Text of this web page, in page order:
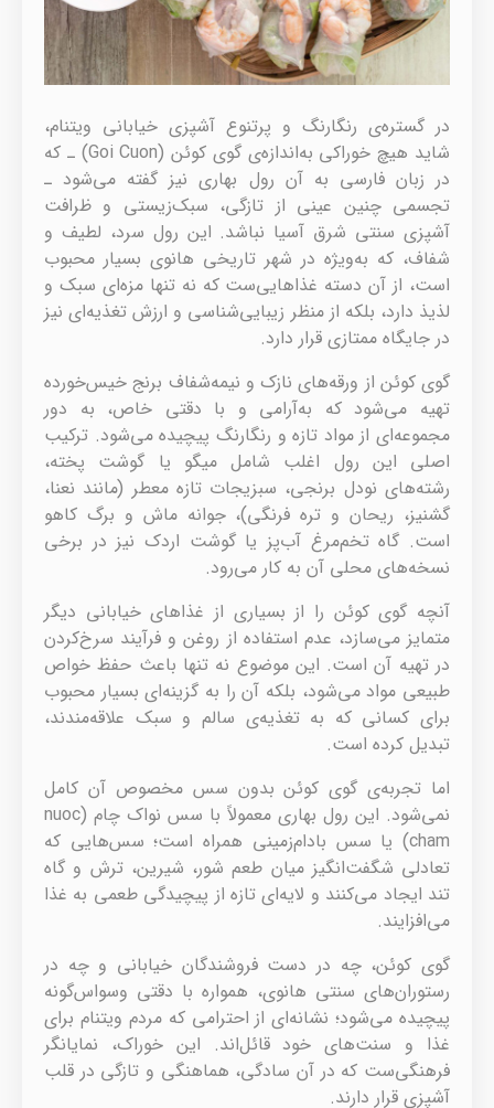
در گستره‌ی رنگارنگ و پرتنوع آشپزی خیابانی ویتنام،
شاید هیچ خوراکی به‌اندازه‌ی گوی کوئن (Goi Cuon) ـ که
در زبان فارسی به آن رول بهاری نیز گفته می‌شود ـ
تجسمی چنین عینی از تازگی، سبک‌زیستی و ظرافت
آشپزی سنتی شرق آسیا نباشد. این رول سرد، لطیف و
شفاف، که به‌ویژه در شهر تاریخی هانوی بسیار محبوب
است، از آن دسته غذاهایی‌ست که نه تنها مزه‌ای سبک و
لذیذ دارد، بلکه از منظر زیبایی‌شناسی و ارزش تغذیه‌ای نیز
در جایگاه ممتازی قرار دارد.
گوی کوئن از ورقه‌های نازک و نیمه‌شفاف برنج خیس‌خورده
تهیه می‌شود که به‌آرامی و با دقتی خاص، به دور
مجموعه‌ای از مواد تازه و رنگارنگ پیچیده می‌شود. ترکیب
اصلی این رول اغلب شامل میگو یا گوشت پخته،
رشته‌های نودل برنجی، سبزیجات تازه معطر (مانند نعنا،
گشنیز، ریحان و تره فرنگی)، جوانه ماش و برگ کاهو
است. گاه تخم‌مرغ آب‌پز یا گوشت اردک نیز در برخی
نسخه‌های محلی آن به کار می‌رود.
آنچه گوی کوئن را از بسیاری از غذاهای خیابانی دیگر
متمایز می‌سازد، عدم استفاده از روغن و فرآیند سرخ‌کردن
در تهیه آن است. این موضوع نه تنها باعث حفظ خواص
طبیعی مواد می‌شود، بلکه آن را به گزینه‌ای بسیار محبوب
برای کسانی که به تغذیه‌ی سالم و سبک علاقه‌مندند،
تبدیل کرده است.
اما تجربه‌ی گوی کوئن بدون سس مخصوص آن کامل
نمی‌شود. این رول بهاری معمولاً با سس نواک چام (nuoc
cham) یا سس بادام‌زمینی همراه است؛ سس‌هایی که
تعادلی شگفت‌انگیز میان طعم شور، شیرین، ترش و گاه
تند ایجاد می‌کنند و لایه‌ای تازه از پیچیدگی طعمی به غذا
می‌افزایند.
گوی کوئن، چه در دست فروشندگان خیابانی و چه در
رستوران‌های سنتی هانوی، همواره با دقتی وسواس‌گونه
پیچیده می‌شود؛ نشانه‌ای از احترامی که مردم ویتنام برای
غذا و سنت‌های خود قائل‌اند. این خوراک، نمایانگر
فرهنگی‌ست که در آن سادگی، هماهنگی و تازگی در قلب
آشپزی قرار دارند.